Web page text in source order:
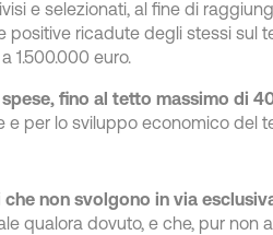
e selezionati, al fine di
ricadute degli stessi sul
1.500.000 euro.
fino al tetto massimo di
per lo sviluppo economico del
non svolgono in via
qualora dovuto, e che, pur non